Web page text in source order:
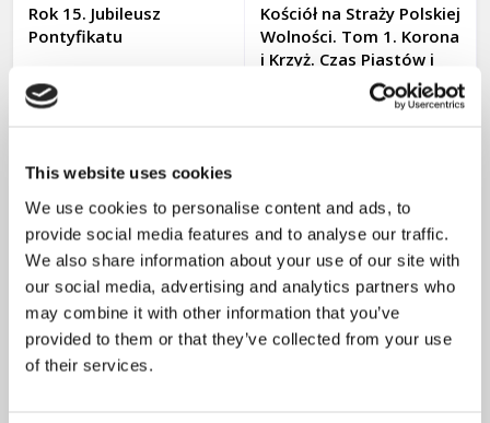
This website uses cookies
We use cookies to personalise content and ads, to
provide social media features and to analyse our traffic.
We also share information about your use of our site with
our social media, advertising and analytics partners who
may combine it with other information that you’ve
provided to them or that they’ve collected from your use
of their services.
WPIS
KALENDARZE
NOWOŚCI
PROMOCJE
Rok 15. Jubileusz
Pontyfikatu
nakład wyczerpany
Kościół na Straży Polskiej
Wolności. Tom 1. Korona
i Krzyż. Czas Piastów i
nakład wyczerpany93,45 zł